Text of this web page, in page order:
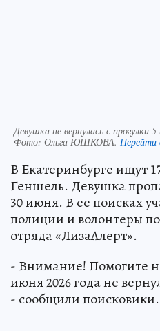
Девушка не вернулась с
Фото: Ольга ЮШКОВА.
В Екатеринбурге ищут
Геншель. Девушка
30 июня. В ее поисках
полиции и волонтеры
отряда «ЛизаАлерт».
- Внимание! Помогите
июня 2026 года не
- сообщили поисковики.